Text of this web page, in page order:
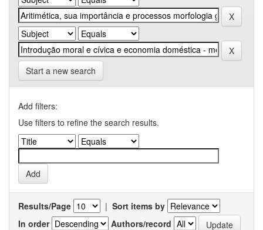
Start a new search
Add filters:
Use filters to refine the search results.
Results/Page | Sort items by
In order
Authors/record